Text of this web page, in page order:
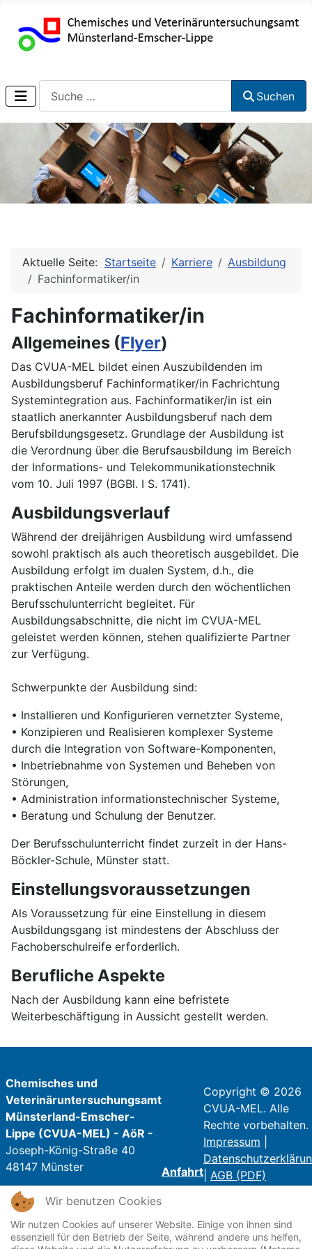
Suchen
Aktuelle Seite: Startseite Karriere
Ausbildung
Fachinformatiker/in
Fachinformatiker/in
Allgemeines (Flyer)
Das CVUA-MEL bildet einen Auszubildenden im
Ausbildungsberuf Fachinformatiker/in Fachrichtung
Systemintegration aus. Fachinformatiker/in ist ein
staatlich anerkannter Ausbildungsberuf nach dem
Berufsbildungsgesetz. Grundlage der Ausbildung ist
die Verordnung über die Berufsausbildung im Bereich
der Informations- und Telekommunikationstechnik
vom 10. Juli 1997 (BGBl. I S. 1741).
Ausbildungsverlauf
Während der dreijährigen Ausbildung wird umfassend
sowohl praktisch als auch theoretisch ausgebildet. Die
Ausbildung erfolgt im dualen System, d.h., die
praktischen Anteile werden durch den wöchentlichen
Berufsschulunterricht begleitet. Für
Ausbildungsabschnitte, die nicht im CVUA-MEL
geleistet werden können, stehen qualifizierte Partner
zur Verfügung.
Schwerpunkte der Ausbildung sind:
• Installieren und Konfigurieren vernetzter Systeme,
• Konzipieren und Realisieren komplexer Systeme
durch die Integration von Software-Komponenten,
• Inbetriebnahme von Systemen und Beheben von
Störungen,
• Administration informationstechnischer Systeme,
• Beratung und Schulung der Benutzer.
Der Berufsschulunterricht findet zurzeit in der Hans-
Böckler-Schule, Münster statt.
Einstellungsvoraussetzungen
Als Voraussetzung für eine Einstellung in diesem
Ausbildungsgang ist mindestens der Abschluss der
Fachoberschulreife erforderlich.
Berufliche Aspekte
Nach der Ausbildung kann eine befristete
Weiterbeschäftigung in Aussicht gestellt werden.
Chemisches und
Veterinäruntersuchungsamt
Münsterland-Emscher-
Lippe (CVUA-MEL) - AöR -
Joseph-König-Straße 40
48147 Münster
Telefon: 0251 / 9821 - 0
Telefax: 0251 / 9821 - 250
E-Mail:poststelle@cvua-
Anfahrt
Copyright © 2026
CVUA-MEL. Alle
Rechte vorbehalten.
Impressum
AGB (PDF)
Wir benutzen Cookies
Wir nutzen Cookies auf unserer Website. Einige von ihnen sind
essenziell für den Betrieb der Seite, während andere uns helfen,